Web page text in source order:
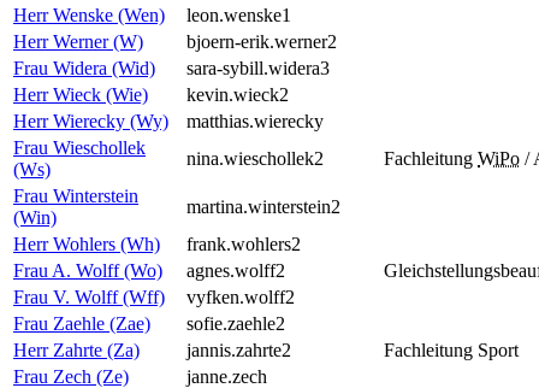
Herr Wenske (Wen)
leon.wenske1
Herr Werner (W)
bjoern-erik.werner2
Frau Widera (Wid)
sara-sybill.widera3
Herr Wieck (Wie)
kevin.wieck2
Herr Wierecky (Wy)
matthias.wierecky
Frau Wieschollek
(Ws)
nina.wieschollek2 Fachleitung WiPo /
Frau Winterstein
(Win)
martina.winterstein2
Herr Wohlers (Wh)
frank.wohlers2
Frau A. Wolff (Wo)
agnes.wolff2
Frau V. Wolff (Wff)
vyfken.wolff2
Frau Zaehle (Zae)
sofie.zaehle2
Herr Zahrte (Za)
jannis.zahrte2
Fachleitung Sport
Frau Zech (Ze)
janne.zech